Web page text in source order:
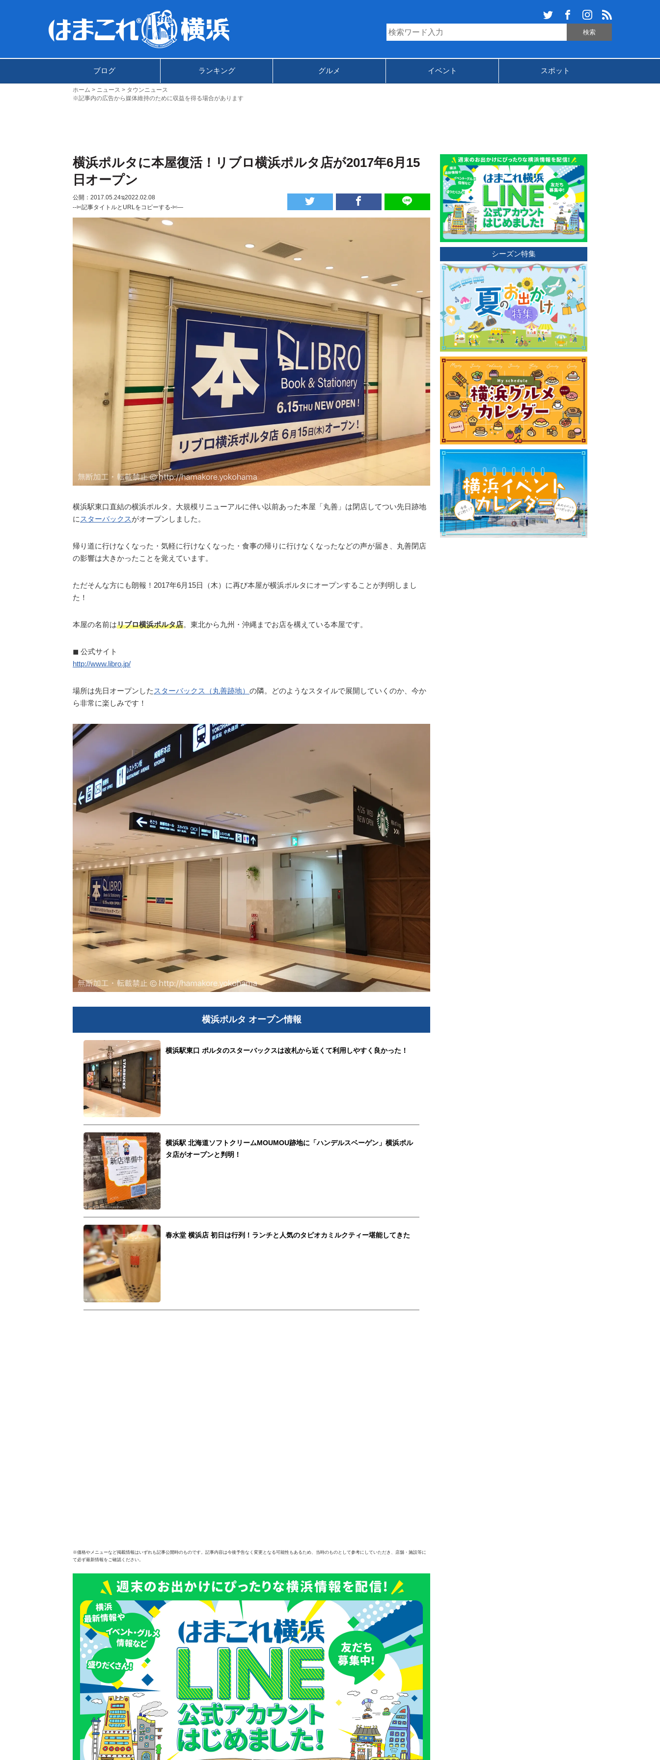
ブログ ランキング グルメ イベント スポット
ホーム ニュース
タウンニュース
※記事内の広告から媒体維持のために収益を得る場合があります
横浜ポルタに本屋復活！リブロ横浜ポルタ店が2017年6月15
日オープン
公開：2017.05.24ಇ2022.02.08
--✄記事タイトルとURLをコピーする-✄—
横浜駅東口直結の横浜ポルタ。大規模リニューアルに伴い以前あった本屋「丸善」は閉店してつい先日跡地
に スターバックスがオープンしました。
帰り道に行けなくなった・気軽に行けなくなった・食事の帰りに行けなくなったなどの声が届き、丸善閉店
の影響は大きかったことを覚えています。
ただそんな方にも朗報！2017年6月15日（木）に再び本屋が横浜ポルタにオープンすることが判明しまし
た！
本屋の名前はリブロ横浜ポルタ店。東北から九州・沖縄までお店を構えている本屋です。
◼︎ 公式サイト
http://www.libro.jp/
場所は先日オープンした スターバックス（丸善跡地） の隣。どのようなスタイルで展開していくのか、今か
ら非常に楽しみです！
横浜ポルタ オープン情報
横浜駅東口 ポルタのスターバックスは改札から近くて利用しやすく良かった！
横浜駅 北海道ソフトクリームMOUMOU跡地に「ハンデルスベーゲン」横浜ポル
タ店がオープンと判明！
春水堂 横浜店 初日は行列！ランチと人気のタピオカミルクティー堪能してきた
※価格やメニューなど掲載情報はいずれも記事公開時のものです。記事内容は今後予告なく変更となる可能性もあるため、当時のものとして参考にしていただき、店舗・施設等に
て必ず最新情報をご確認ください。
シーズン特集